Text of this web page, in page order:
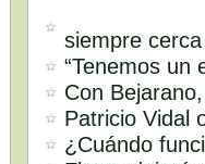
siempre
“Tenemos un
Con
Patricio Vidal
¿Cuándo